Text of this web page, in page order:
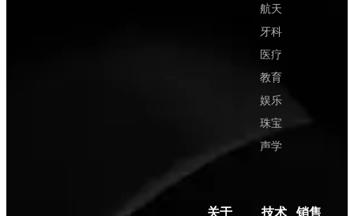
航天
牙科
医疗
教育
娱乐
珠宝
声学
关于
技术 销售